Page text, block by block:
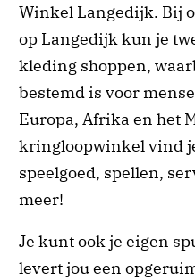
Winkel Langedijk. Bij
op Langedijk kun je
kleding shoppen,
bestemd is voor
Europa, Afrika en het
kringloopwinkel vind
speelgoed, spellen,
meer!
Je kunt ook je eigen
levert jou een